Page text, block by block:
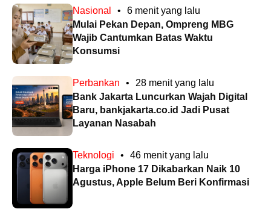
Nasional •
6 menit yang lalu
Mulai Pekan Depan, Ompreng MBG
Wajib Cantumkan Batas Waktu
Konsumsi
Perbankan •
28 menit yang lalu
Bank Jakarta Luncurkan Wajah Digital
Baru, bankjakarta.co.id Jadi Pusat
Layanan Nasabah
Teknologi •
46 menit yang lalu
Harga iPhone 17 Dikabarkan Naik 10
Agustus, Apple Belum Beri Konfirmasi